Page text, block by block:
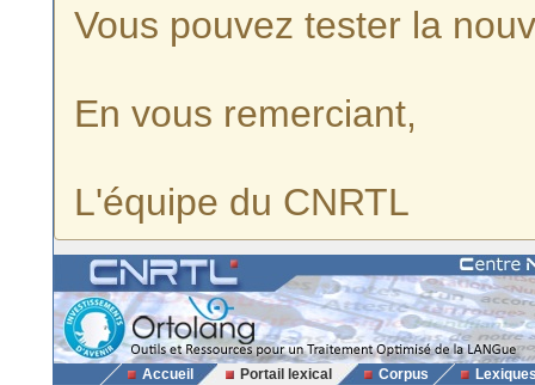
Vous pouvez tester la
En vous remerciant,
L'équipe du CNRTL
Accueil Portail lexical Corpus